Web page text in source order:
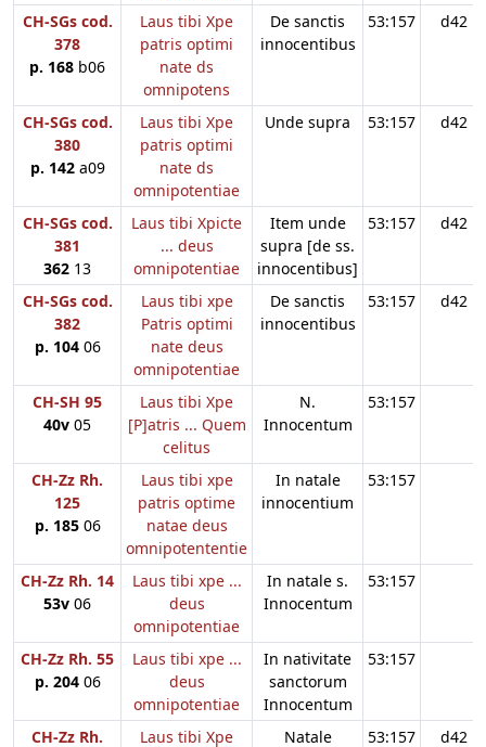
CH-SGs cod.
378
p. 168 b06
Laus tibi Xpe
patris optimi
nate ds
omnipotens
De sanctis
innocentibus
53:157 d42
CH-SGs cod.
380
p. 142a09
Laus tibi Xpe
patris optimi
nate ds
omnipotentiae
Unde supra 53:157 d42
CH-SGs cod.
381
362 13
Laus tibi Xpicte
... deus
omnipotentiae
Item unde
supra [de ss.
innocentibus]
53:157 d42
CH-SGs cod.
382
p. 10406
Laus tibi xpe
Patris optimi
nate deus
omnipotentiae
De sanctis
innocentibus
53:157 d42
CH-SH 95
40v 05
Laus tibi Xpe
[P]atris ... Quem
celitus
N.
Innocentum
53:157
CH-Zz Rh.
125
p. 18506
Laus tibi xpe
patris optime
natae deus
omnipotententie
In natale
innocentium
53:157
CH-Zz Rh. 14
53v 06
Laus tibi xpe ...
deus
omnipotentiae
In natale s.
Innocentum
53:157
CH-Zz Rh. 55
p. 20406
Laus tibi xpe ...
deus
omnipotentiae
In nativitate
sanctorum
Innocentum
53:157
CH-Zz Rh. Laus tibi Xpe Natale 53:157 d42